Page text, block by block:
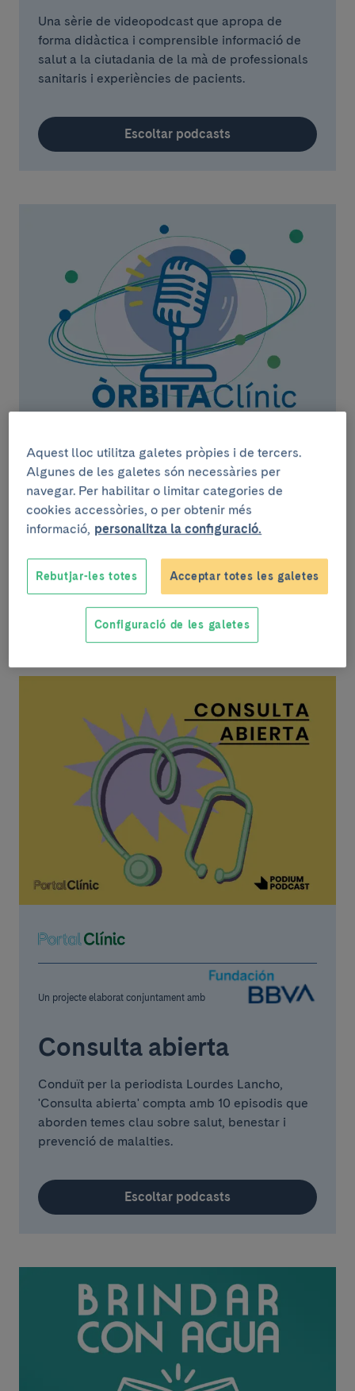
Una sèrie de videopodcast que apropa de
forma didàctica i comprensible informació de
salut a la ciutadania de la mà de professionals
sanitaris i experiències de pacients.
Escoltar podcasts
Òrbita Clínic |
Vídeopodcast
Un viatge per entendre com es construeix un
Escoltar podcasts
Un projecte elaborat conjuntament amb
Consulta abierta
Conduït per la periodista Lourdes Lancho,
'Consulta abierta' compta amb 10 episodis que
aborden temes clau sobre salut, benestar i
prevenció de malalties.
Escoltar podcasts
Aquest lloc utilitza galetes pròpies i de tercers.
Algunes de les galetes són necessàries per
navegar. Per habilitar o limitar categories de
cookies accessòries, o per obtenir més
informació, personalitza la configuració.
Rebutjar-les totes Acceptar totes les galetes
Configuració de les galetes